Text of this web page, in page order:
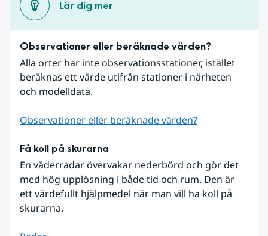
Lär dig mer
Observationer eller beräknade värden?
Alla orter har inte observationsstationer, istället
beräknas ett värde utifrån stationer i närheten
och modelldata.
Observationer eller beräknade värden?
Få koll på skurarna
En väderradar övervakar nederbörd och gör det
med hög upplösning i både tid och rum. Den är
ett värdefullt hjälpmedel när man vill ha koll på
skurarna.